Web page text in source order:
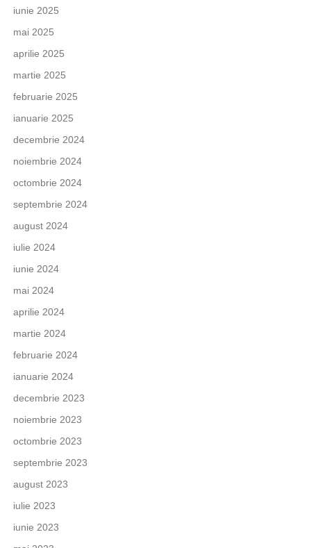
iunie 2025
mai 2025
aprilie 2025
martie 2025
februarie 2025
ianuarie 2025
decembrie 2024
noiembrie 2024
octombrie 2024
septembrie 2024
august 2024
iulie 2024
iunie 2024
mai 2024
aprilie 2024
martie 2024
februarie 2024
ianuarie 2024
decembrie 2023
noiembrie 2023
octombrie 2023
septembrie 2023
august 2023
iulie 2023
iunie 2023